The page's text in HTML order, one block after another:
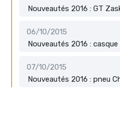
Nouveautés 2016 : GT
06/10/2015
Nouveautés 2016 :
07/10/2015
Nouveautés 2016 : pneu